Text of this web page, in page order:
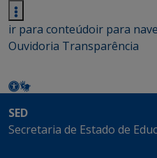
ir para conteúdoir para
Ouvidoria Transparência
SED
Secretaria de Estado de